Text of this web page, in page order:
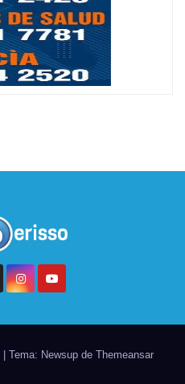
Tema: Newsup de Themeansar